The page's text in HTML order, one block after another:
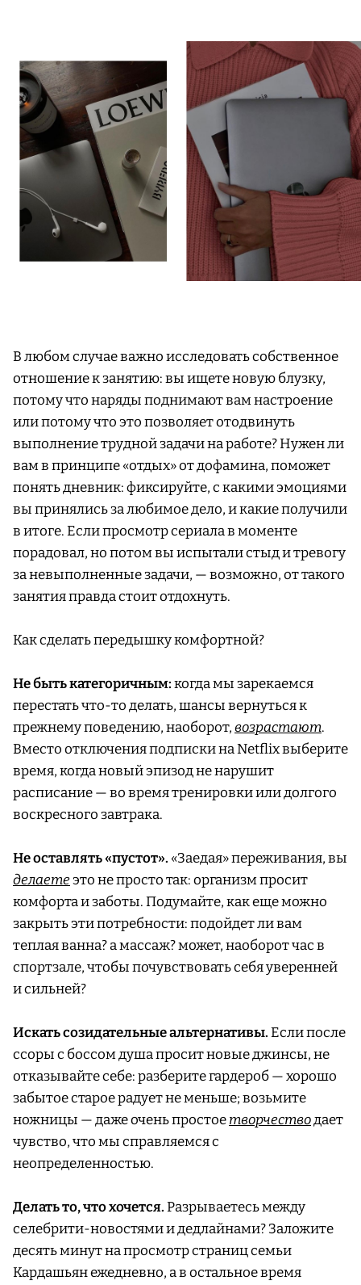
В любом случае важно исследовать собственное
отношение к занятию: вы ищете новую блузку,
потому что наряды поднимают вам настроение
или потому что это позволяет отодвинуть
выполнение трудной задачи на работе? Нужен ли
вам в принципе «отдых» от дофамина, поможет
понять дневник: фиксируйте, с какими эмоциями
вы принялись за любимое дело, и какие получили
в итоге. Если просмотр сериала в моменте
порадовал, но потом вы испытали стыд и тревогу
за невыполненные задачи, — возможно, от такого
занятия правда стоит отдохнуть.
Как сделать передышку комфортной?
Не быть категоричным:когда мы зарекаемся
перестать что-то делать, шансы вернуться к
прежнему поведению, наоборот,возрастают.
Вместо отключения подписки на Netflix выберите
время, когда новый эпизод не нарушит
расписание — во время тренировки или долгого
воскресного завтрака.
Не оставлять «пустот». «Заедая» переживания, вы
делаетеэто не просто так: организм просит
комфорта и заботы. Подумайте, как еще можно
закрыть эти потребности: подойдет ли вам
теплая ванна? а массаж? может, наоборот час в
спортзале, чтобы почувствовать себя уверенней
и сильней?
Искать созидательные альтернативы.Если после
ссоры с боссом душа просит новые джинсы, не
отказывайте себе: разберите гардероб — хорошо
забытое старое радует не меньше; возьмите
ножницы — даже очень простоетворчестводает
чувство, что мы справляемся с
неопределенностью.
Делать то, что хочется.Разрываетесь между
селебрити-новостями и дедлайнами? Заложите
десять минут на просмотр страниц семьи
Кардашьян ежедневно, а в остальное время